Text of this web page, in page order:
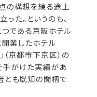
の構想を練る途上
た。というのも、
である京阪ホテル
業したホテル
京都市下京区）の
手がけた実績があ
とも既知の間柄で